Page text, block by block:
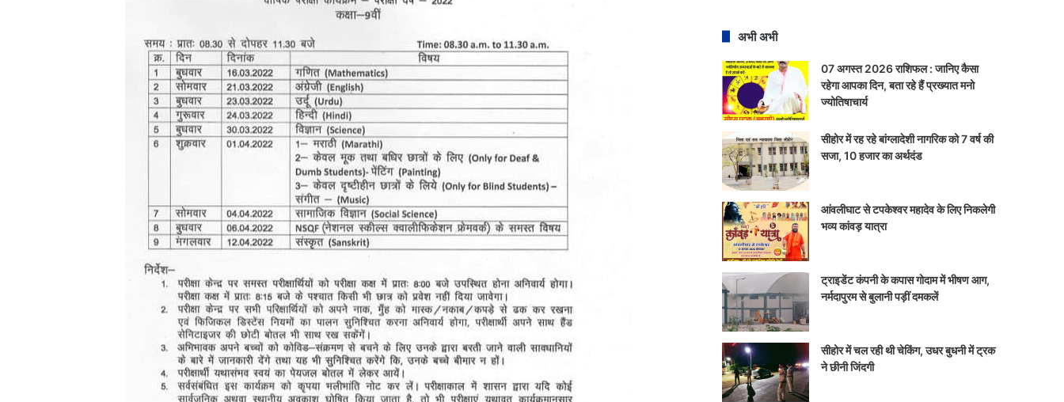
अभी अभी
07 अगस्त 2026 राशिफल : जानिए कैसा
रहेगा आपका दिन, बता रहे हैं प्रख्यात मनो
ज्योतिषाचार्य
सीहोर में रह रहे बांग्लादेशी नागरिक को 7 वर्ष की
सजा, 10 हजार का अर्थदंड
आंवलीघाट से टपकेश्वर महादेव के लिए निकलेगी
भव्य कांवड़ यात्रा
ट्राइडेंट कंपनी के कपास गोदाम में भीषण आग,
नर्मदापुरम से बुलानी पड़ीं दमकलें
सीहोर में चल रही थी चेकिंग, उधर बुधनी में ट्रक
ने छीनी जिंदगी